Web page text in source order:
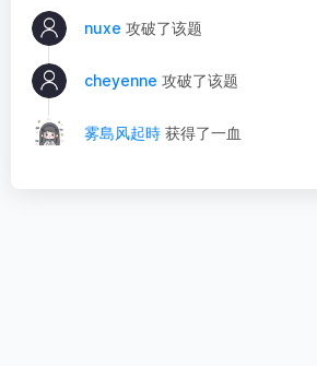
nuxe 攻破了该题
cheyenne 攻破了该题
雾島风起時 获得了一血